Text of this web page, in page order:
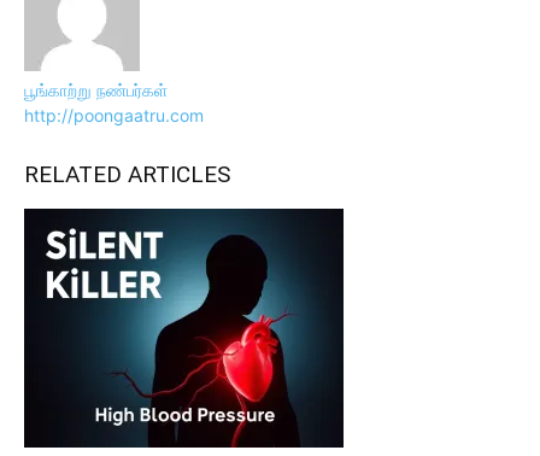
பூங்காற்று நண்பர்கள்
http://poongaatru.com
RELATED ARTICLES